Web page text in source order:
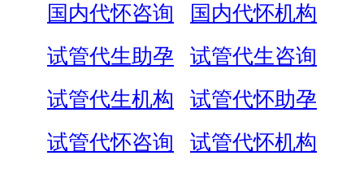
国内代怀咨询
国内代怀机构
试管代生助孕
试管代生咨询
试管代生机构
试管代怀助孕
试管代怀咨询
试管代怀机构